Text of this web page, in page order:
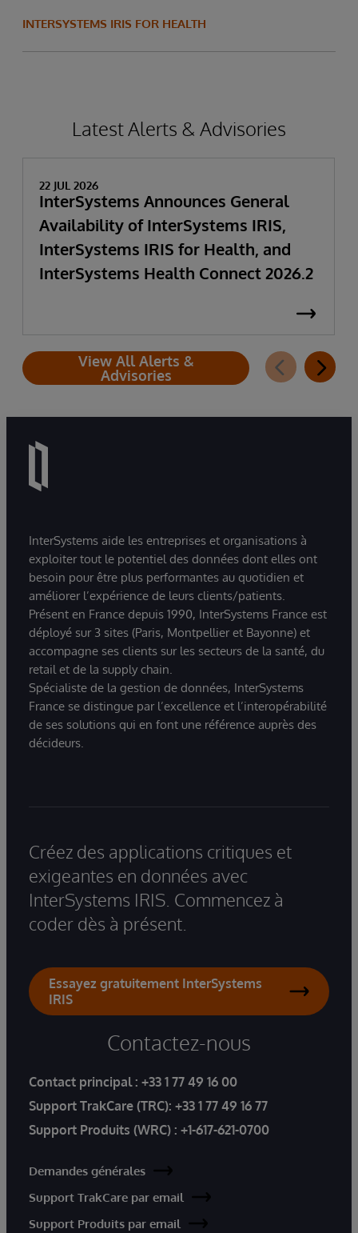
INTERSYSTEMS IRIS FOR HEALTH
Latest Alerts & Advisories
22 JUL 2026
InterSystems Announces General
Availability of InterSystems IRIS,
InterSystems IRIS for Health, and
InterSystems Health Connect 2026.2
View All Alerts &
Advisories
InterSystems aide les entreprises et organisations à
exploiter tout le potentiel des données dont elles ont
besoin pour être plus performantes au quotidien et
améliorer l’expérience de leurs clients/patients.
Présent en France depuis 1990, InterSystems France est
déployé sur 3 sites (Paris, Montpellier et Bayonne) et
accompagne ses clients sur les secteurs de la santé, du
retail et de la supply chain.
Spécialiste de la gestion de données, InterSystems
France se distingue par l’excellence et l’interopérabilité
de ses solutions qui en font une référence auprès des
décideurs.
Créez des applications critiques et
exigeantes en données avec
InterSystems IRIS. Commencez à
coder dès à présent.
Essayez gratuitement InterSystems
IRIS
Contactez-nous
Contact principal : +33 1 77 49 16 00
Support TrakCare (TRC): +33 1 77 49 16 77
Support Produits (WRC) : +1-617-621-0700
Demandes générales
Support TrakCare par email
Support Produits par email